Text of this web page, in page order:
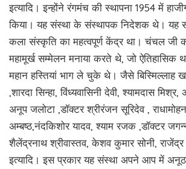
इत्यादि। इन्होंने रंगमंच की स्थापना 1954 में
किया। यह संस्था के संस्थापक निदेशक थे। यह
कला संस्कृति का महत्वपूर्ण केंद्र था। चंचल जी
महामूर्ख सम्मेलन मनाया करते थे, जो ऐतिहासिक
महान हस्तियां भाग ले चुके थे। जैसे बिस्मिल्लाह खां
,शारदा सिन्हा, विंध्यवासिनी देवी, श्यामदास
अनूप जलोटा ,डॉक्टर श्रीरंजन सूरिदेव ,
अम्बष्ठ,नंदकिशोर यादव, श्याम रजक ,डॉक्टर
शैलेंद्रनाथ श्रीवास्तव, केशव कुमार सोनी, राजेंद्र
इत्यादि। इस प्रकार यह संस्था अपने आप में